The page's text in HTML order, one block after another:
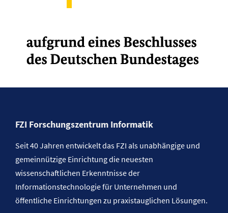
FZI Forschungszentrum Informatik
Seit 40 Jahren entwickelt das FZI als unabhängige und
gemeinnützige Einrichtung die neuesten
wissenschaftlichen Erkenntnisse der
Informationstechnologie für Unternehmen und
öffentliche Einrichtungen zu praxistauglichen Lösungen.